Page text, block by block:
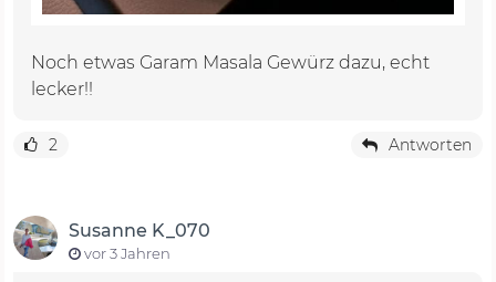
Noch etwas Garam Masala Gewürz dazu, echt
lecker!!
2 Antworten
Susanne K_070
vor 3 Jahren